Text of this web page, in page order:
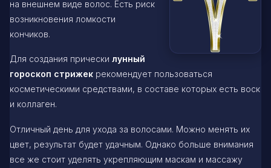
на внешнем виде волос. Есть риск
возникновения ломкости
кончиков.
Для создания прически лунный
гороскоп стрижек рекомендует пользоваться
косметическими средствами, в составе которых есть воск
и коллаген.
Отличный день для ухода за волосами. Можно менять их
цвет, результат будет удачным. Однако больше внимания
все же стоит уделять укрепляющим маскам и массажу